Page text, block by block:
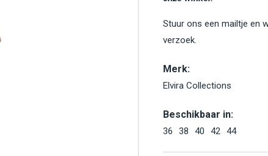
Stuur ons een mailtje en
verzoek.
Merk:
Elvira Collections
Beschikbaar in:
36 38 40 42 44